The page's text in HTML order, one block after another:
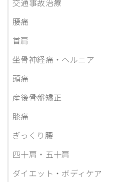
交通事故治療
腰痛
首肩
坐骨神経痛・ヘルニア
頭痛
産後骨盤矯正
膝痛
ぎっくり腰
四十肩・五十肩
ダイエット・ボディケア